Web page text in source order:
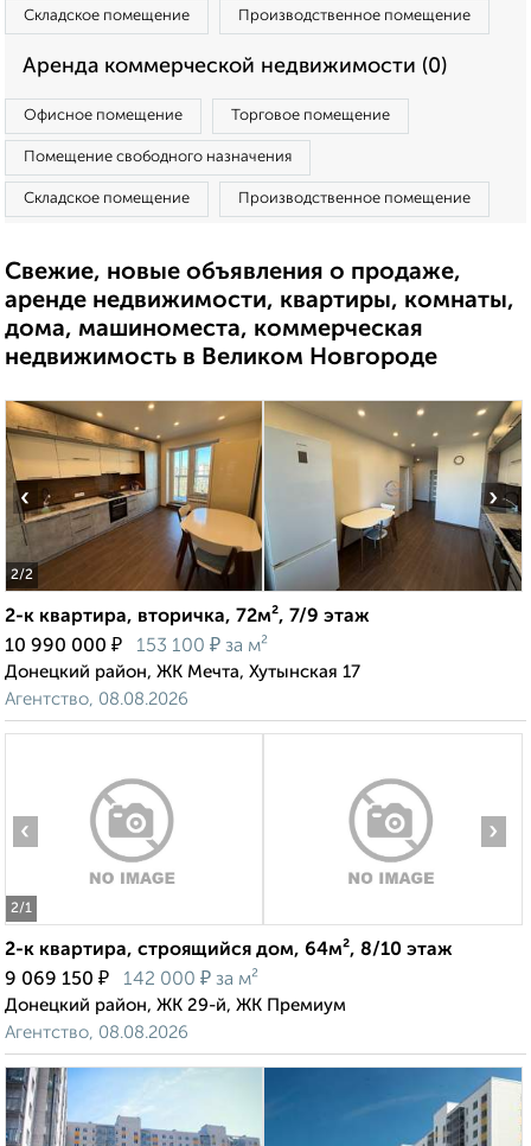
Складское помещение Производственное помещение
Аренда коммерческой недвижимости (0)
Офисное помещение Торговое помещение
Помещение свободного назначения
Складское помещение Производственное помещение
Свежие, новые объявления о продаже,
аренде недвижимости, квартиры, комнаты,
дома, машиноместа, коммерческая
недвижимость в Великом Новгороде
2/2
‹ ›
2-к квартира, вторичка, 72м², 7/9 этаж
10 990 000 ₽ 153 100 ₽ за м²
Донецкий район, ЖК Мечта, Хутынская 17
Агентство, 08.08.2026
2/1
‹ ›
2-к квартира, строящийся дом, 64м², 8/10 этаж
9 069 150 ₽ 142 000 ₽ за м²
Донецкий район, ЖК 29-й, ЖК Премиум
Агентство, 08.08.2026